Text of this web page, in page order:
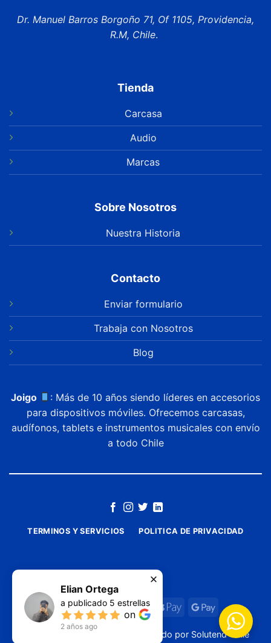
Dr. Manuel Barros Borgoño 71, Of 1105, Providencia,
R.M, Chile.
Tienda
Carcasa
Audio
Marcas
Sobre Nosotros
Nuestra Historia
Contacto
Enviar formulario
Trabaja con Nosotros
Blog
Joigo
: Más de 10 años siendo líderes en accesorios
para dispositivos móviles. Ofrecemos carcasas,
audífonos, tablets e instrumentos musicales con envío
a todo Chile
TERMINOS Y SERVICIOS POLITICA DE PRIVACIDAD
2026 | Diseñado por Solutend Chile
Elian Ortega
a publicado 5 estrellas
on
2 años ago